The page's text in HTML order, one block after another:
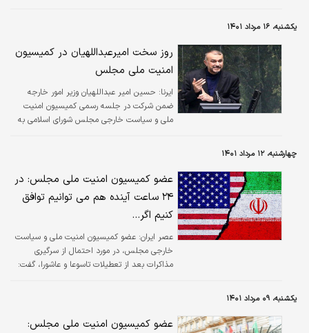
یکشنبه، ۱۶ مرداد ۱۴۰۱
روز سخت امیرعبداللهیان در کمیسیون
امنیت ملی مجلس
ایرنا: حسین امیر عبداللهیان وزیر امور خارجه
ضمن شرکت در جلسه رسمی کمیسیون امنیت
ملی و سیاست خارجی مجلس شورای اسلامی به
چهارشنبه، ۱۲ مرداد ۱۴۰۱
عضو کمیسیون امنیت ملی مجلس: در
۲۴ ساعت آینده هم می توانیم توافق
کنیم اگر...
عصر ایران: عضو کمیسیون امنیت ملی و سیاست
خارجی مجلس، در مورد احتمال از سرگیری
مذاکرات بعد از تعطیلات تاسوعا و عاشورا، گفت:
یکشنبه، ۰۹ مرداد ۱۴۰۱
عضو کمیسیون امنیت ملی مجلس: